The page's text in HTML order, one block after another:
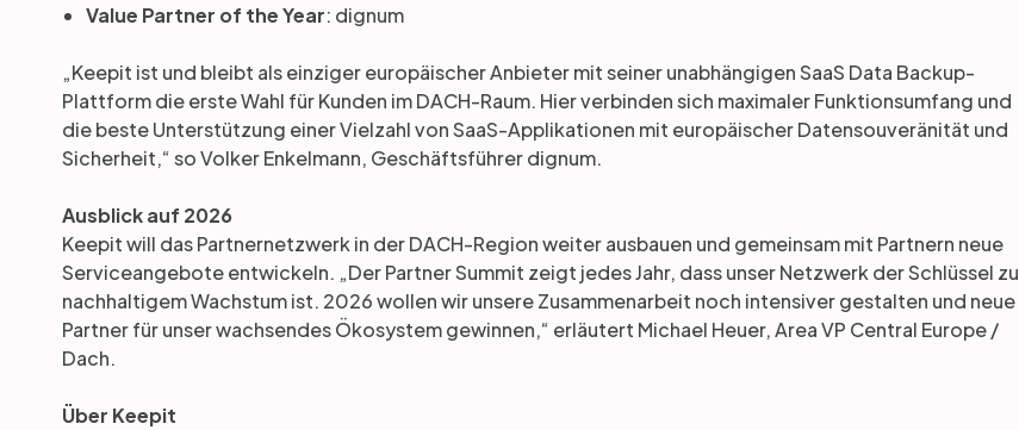
Value Partner of the Year: dignum
„Keepit ist und bleibt als einziger europäischer Anbieter mit seiner unabhängigen SaaS Data Backup-
Plattform die erste Wahl für Kunden im DACH-Raum. Hier verbinden sich maximaler Funktionsumfang und
die beste Unterstützung einer Vielzahl von SaaS-Applikationen mit europäischer Datensouveränität und
Sicherheit,“ so Volker Enkelmann, Geschäftsführer dignum.
Ausblick auf 2026
Keepit will das Partnernetzwerk in der DACH-Region weiter ausbauen und gemeinsam mit Partnern neue
Serviceangebote entwickeln. „Der Partner Summit zeigt jedes Jahr, dass unser Netzwerk der Schlüssel zu
nachhaltigem Wachstum ist. 2026 wollen wir unsere Zusammenarbeit noch intensiver gestalten und neue
Partner für unser wachsendes Ökosystem gewinnen,“ erläutert Michael Heuer, Area VP Central Europe /
Dach.
Über Keepit